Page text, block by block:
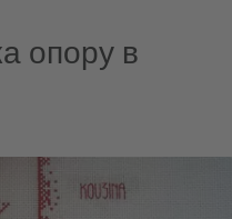
опору в